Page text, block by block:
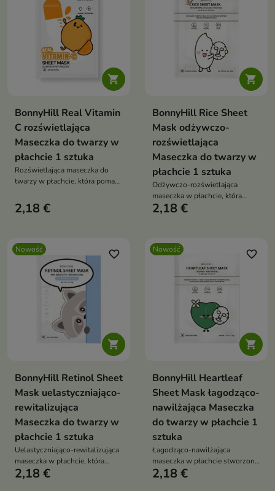

BonnyHill Real Vitamin
C rozświetlająca
Maseczka do twarzy w
płachcie 1 sztuka
Rozświetlająca maseczka do
twarzy w płachcie, która pomaga
pełen energii wygląd.
2,18 €

BonnyHill Rice Sheet
Mask odżywczo-
rozświetlająca
Maseczka do twarzy w
płachcie 1 sztuka
Odżywczo-rozświetlająca
maseczka w płachcie, która
zapewnia skórze intensywną
2,18 €
Nowość

favorite_border
BonnyHill Retinol Sheet
Mask uelastyczniająco-
rewitalizująca
Maseczka do twarzy w
płachcie 1 sztuka
Uelastyczniająco-rewitalizująca
maseczka w płachcie, która
wspiera pielęgnację skóry
2,18 €
Nowość

favorite_border
BonnyHill Heartleaf
Sheet Mask łagodząco-
nawilżająca Maseczka
do twarzy w płachcie 1
sztuka
Łagodząco-nawilżająca
maseczka w płachcie stworzona
z myślą o pielęgnacji skóry
2,18 €